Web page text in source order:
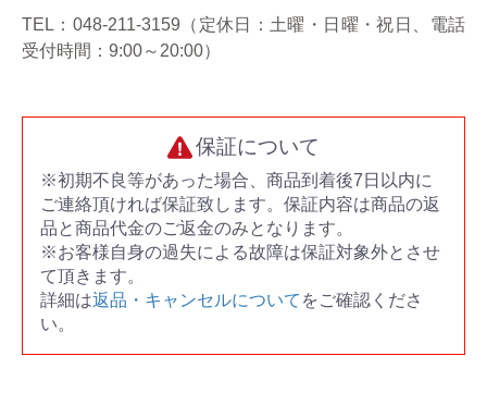
TEL：048-211-3159（定休日：土曜・日曜・祝日、電話
受付時間：9:00～20:00）
保証について
※初期不良等があった場合、商品到着後7日以内に
ご連絡頂ければ保証致します。保証内容は商品の返
品と商品代金のご返金のみとなります。
※お客様自身の過失による故障は保証対象外とさせ
て頂きます。
詳細は返品・キャンセルについて をご確認くださ
い。